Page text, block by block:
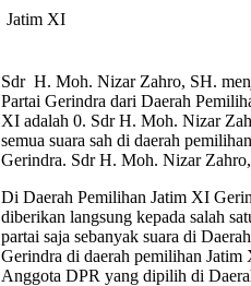
Jatim XI
Sdr H. Moh. Nizar Zahro, SH.
Partai Gerindra dari Daerah
XI adalah 0. Sdr H. Moh. Nizar
semua suara sah di daerah
Gerindra. Sdr H. Moh. Nizar
Di Daerah Pemilihan Jatim XI
diberikan langsung kepada salah
partai saja sebanyak suara di
Gerindra di daerah pemilihan
Anggota DPR yang dipilih di